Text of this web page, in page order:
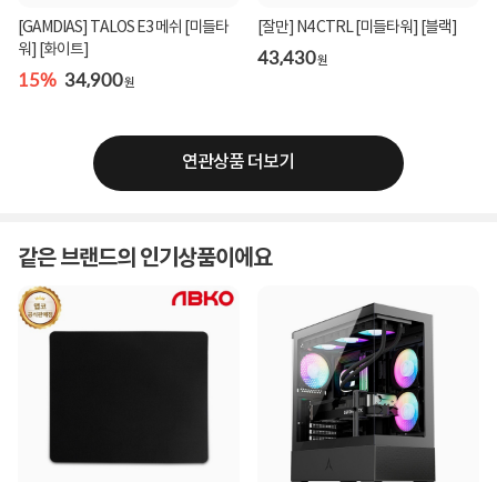
[GAMDIAS] TALOS E3 메쉬 [미들타
워] [화이트]
15% 34,900원
[잘만] N4 CTRL [미들타워] [블랙]
43,430원
연관상품 더보기
같은 브랜드의 인기상품이에요